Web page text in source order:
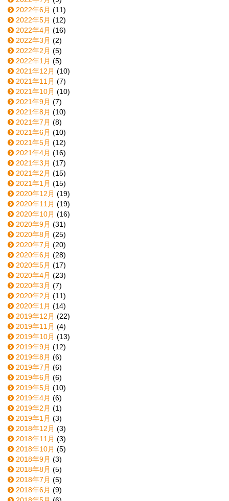
2022年6月 (11)
2022年5月 (12)
2022年4月 (16)
2022年3月 (2)
2022年2月 (5)
2022年1月 (5)
2021年12月 (10)
2021年11月 (7)
2021年10月 (10)
2021年9月 (7)
2021年8月 (10)
2021年7月 (8)
2021年6月 (10)
2021年5月 (12)
2021年4月 (16)
2021年3月 (17)
2021年2月 (15)
2021年1月 (15)
2020年12月 (19)
2020年11月 (19)
2020年10月 (16)
2020年9月 (31)
2020年8月 (25)
2020年7月 (20)
2020年6月 (28)
2020年5月 (17)
2020年4月 (23)
2020年3月 (7)
2020年2月 (11)
2020年1月 (14)
2019年12月 (22)
2019年11月 (4)
2019年10月 (13)
2019年9月 (12)
2019年8月 (6)
2019年7月 (6)
2019年6月 (6)
2019年5月 (10)
2019年4月 (6)
2019年2月 (1)
2019年1月 (3)
2018年12月 (3)
2018年11月 (3)
2018年10月 (5)
2018年9月 (3)
2018年8月 (5)
2018年7月 (5)
2018年6月 (9)